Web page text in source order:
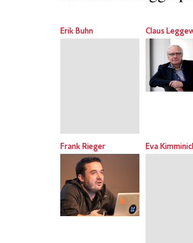
Erik Buhn Claus
Frank Rieger Eva